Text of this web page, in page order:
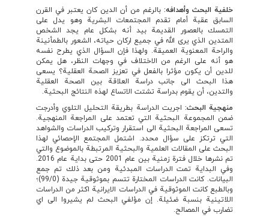
خلفية البحث وأهدافه: بالرغم من أن الدين كان يعتبر في القرن
السابق عقبة أمام تقدم المجتمعات البشرية وهو يدل على
التمسك بالعصور القديمة بيد أنه بشكل عام يجد الشخص
المتدين الذي يرى الله في جميع اركان حياته، الشعور بالطمأنينة
والراحة المعنوية العميقة. ولهذا فإن السؤال الذي يطرح نفسه
هو أنه على الرغم من الاختلاف في وجهات النظر، هل يمكن
للدين أن يكون مؤثرا بالفعل في تعزيز الصحة العقلية؟ يسعى
هذا البحث الى جانب دراسة العلاقة بين الصحة العقلية
والتدين، أن يقوم بدراسة تشتت الاتساع لهذه النتائج البحثية.
منهجية البحث: اجريت الدراسة بطريقة التحليل التلوي وأدرجت
ضمن المجموعة البحثية التي تعتمد على المراجعة المنهجية.
تسعى المراجعة البحثية الى استقرار وتركيب الدراسات والشواهد
التي ترتكز على سؤال محدد. اشتمل المجتمع الإحصائي لهذا
البحث على المقالات العلمية والبحثية المرتبطة بالموضوع والتي
تم نشرها خلال فترة زمنية بين عام 2001 حتى بداية عام 2016.
وفي البداية تمت الدراسات المبدئية ومن بعد ذلك تم جمع
البيانات. كانت الدراسات المختارة تتسم بموثوقية جيدة (99/0)؛
وبالطبع كانت الموثوقية في الدراسات الايرانية اكثر من الدراسات
اللاتينية بنسبة ضئيلة. إن مؤلفي البحث لم يشيروا الى اي
تضارب في المصالح.